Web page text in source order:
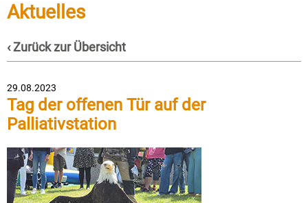
Aktuelles
‹ Zurück zur Übersicht
29.08.2023
Tag der offenen Tür auf der
Palliativstation